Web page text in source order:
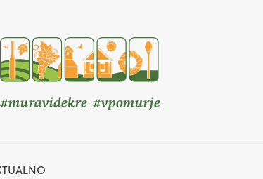
#muravidekre #vpomurje